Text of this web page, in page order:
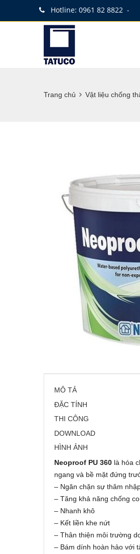
Hotline: 0961 82 8822 -
Trang chủ Vật liệu chống
MÔ TẢ
ĐẶC TÍNH
THI CÔNG
DOWNLOAD
HÌNH ẢNH
Neoproof PU 360 là hóa
ngang và bề mặt đứng
– Ngăn chặn sự thâm
– Tăng khả năng chống
– Nhanh khô
– Kết liền khe nứt
– Thân thiện môi trường
– Bám dính hoàn hảo với